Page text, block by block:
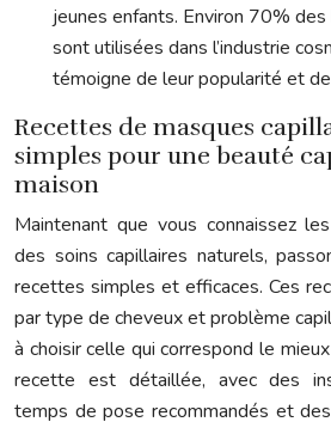
jeunes enfants. Environ 70%
sont utilisées dans l’industrie
témoigne de leur popularité et
Recettes de masques
simples pour une beauté
maison
Maintenant que vous connaissez
des soins capillaires naturels,
recettes simples et efficaces. Ces
par type de cheveux et problème
à choisir celle qui correspond le
recette est détaillée, avec des
temps de pose recommandés et